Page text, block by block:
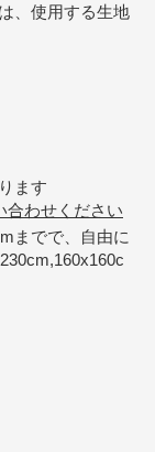
、使用する生地
ます
合わせください
までで、自由に